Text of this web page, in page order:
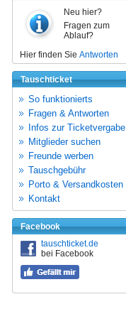
Neu hier?
Fragen zum
Ablauf?
Hier finden Sie Antworten
Tauschticket
So funktionierts
Fragen & Antworten
Infos zur Ticketvergabe
Mitglieder suchen
Freunde werben
Tauschgebühr
Porto & Versandkosten
Kontakt
Facebook
tauschticket.de
bei Facebook